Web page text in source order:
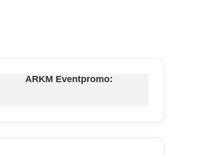
ARKM Eventpromo: